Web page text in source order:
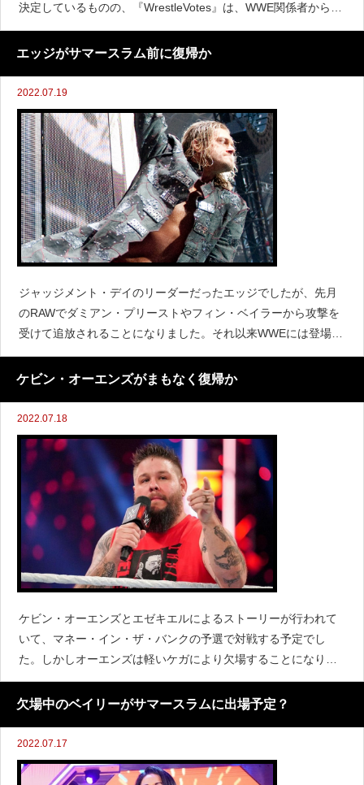
決定しているものの、『WrestleVotes』は、WWE関係者からカ
ードを組んだ人たちはサマースラムのカードを好んでいないと
言われたことを明らかにしています。自らカー
エッジがサマースラム前に復帰か
2022.07.19
ジャッジメント・デイのリーダーだったエッジでしたが、先月
のRAWでダミアン・プリーストやフィン・ベイラーから攻撃を
受けて追放されることになりました。それ以来WWEには登場し
ていませんでしたが、エッジの復帰が近いようです。『Fightfu
l』によると、7月25日にニューヨークのマディソ
ケビン・オーエンズがまもなく復帰か
2022.07.18
ケビン・オーエンズとエゼキエルによるストーリーが行われて
いて、マネー・イン・ザ・バンクの予選で対戦する予定でし
た。しかしオーエンズは軽いケガにより欠場することになり、
その後はしばらく番組を欠場しました。『Fightful』によると、
7月18日のRAWでオーエンズによるKOショーのセグ
欠場中のベイリーがサマースラムに出場予定？
2022.07.17